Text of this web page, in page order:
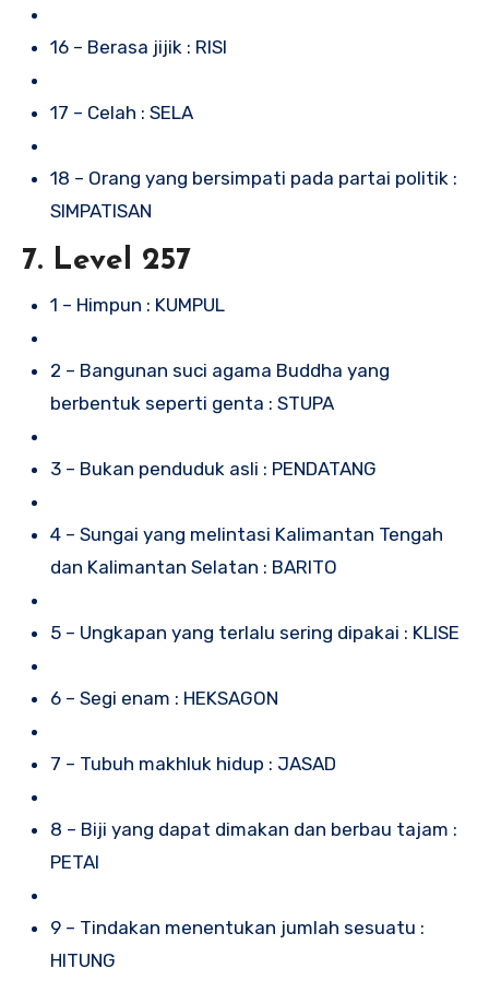
16 – Berasa jijik : RISI
17 – Celah : SELA
18 – Orang yang bersimpati pada partai politik :
SIMPATISAN
7. Level 257
1 – Himpun : KUMPUL
2 – Bangunan suci agama Buddha yang
berbentuk seperti genta : STUPA
3 – Bukan penduduk asli : PENDATANG
4 – Sungai yang melintasi Kalimantan Tengah
dan Kalimantan Selatan : BARITO
5 – Ungkapan yang terlalu sering dipakai : KLISE
6 – Segi enam : HEKSAGON
7 – Tubuh makhluk hidup : JASAD
8 – Biji yang dapat dimakan dan berbau tajam :
PETAI
9 – Tindakan menentukan jumlah sesuatu :
HITUNG